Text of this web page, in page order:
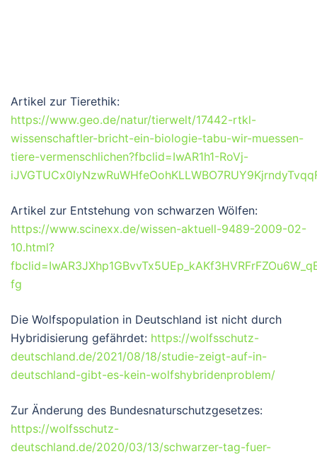
Artikel zur Tierethik:
https://www.geo.de/natur/tierwelt/17442-rtkl-
wissenschaftler-bricht-ein-biologie-tabu-wir-muessen-
tiere-vermenschlichen?fbclid=IwAR1h1-RoVj-
Artikel zur Entstehung von schwarzen Wölfen:
https://www.scinexx.de/wissen-aktuell-9489-2009-02-
10.html?
fg
Die Wolfspopulation in Deutschland ist nicht durch
Hybridisierung gefährdet: https://wolfsschutz-
deutschland.de/2021/08/18/studie-zeigt-auf-in-
deutschland-gibt-es-kein-wolfshybridenproblem/
Zur Änderung des Bundesnaturschutzgesetzes:
https://wolfsschutz-
deutschland.de/2020/03/13/schwarzer-tag-fuer-